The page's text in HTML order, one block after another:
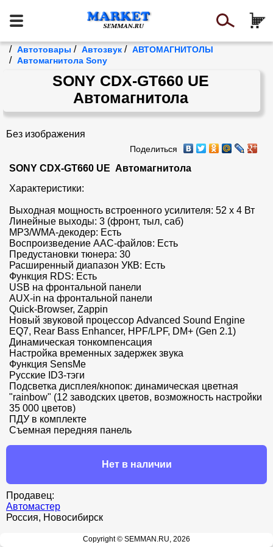
/ Автотовары / Автозвук / АВТОМАГНИТОЛЫ
/ Автомагнитола Sony
SONY CDX-GT660 UE
Автомагнитола
Без изображения
Поделиться
SONY CDX-GT660 UE  Автомагнитола
Характеристики:
Выходная мощность встроенного усилителя: 52 х 4 Вт
Линейные выходы: 3 (фронт, тыл, саб)
MP3/WMA-декодер: Есть
Воспроизведение AAC-файлов: Есть
Предустановки тюнера: 30
Расширенный диапазон УКВ: Есть
Функция RDS: Есть
USB на фронтальной панели
AUX-in на фронтальной панели
Quick-Browser, Zappin
Новый звуковой процессор Advanced Sound Engine
EQ7, Rear Bass Enhancer, HPF/LPF, DM+ (Gen 2.1)
Динамическая тонкомпенсация
Настройка временных задержек звука
Функция SensMe
Русские ID3-тэги
Подсветка дисплея/кнопок: динамическая цветная
"rainbow" (12 заводских цветов, возможность настройки
35 000 цветов)
ПДУ в комплекте
Съемная передняя панель
Нет в наличии
Продавец:
Автомастер
Россия, Новосибирск
Copyright © SEMMAN.RU, 2026